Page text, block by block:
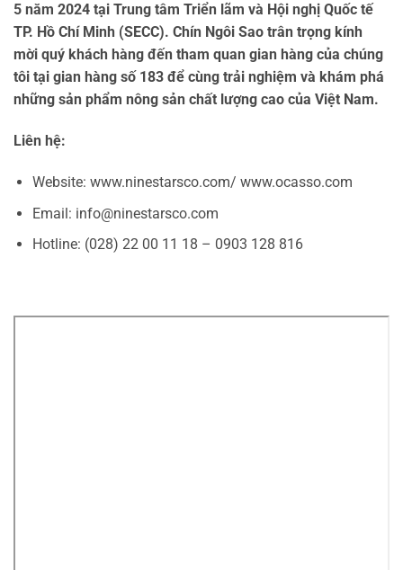
5 năm 2024 tại Trung tâm Triển lãm và Hội nghị Quốc tế
TP. Hồ Chí Minh (SECC). Chín Ngôi Sao trân trọng kính
mời quý khách hàng đến tham quan gian hàng của chúng
tôi tại gian hàng số 183 để cùng trải nghiệm và khám phá
những sản phẩm nông sản chất lượng cao của Việt Nam.
Liên hệ:
Website: www.ninestarsco.com/ www.ocasso.com
Email: info@ninestarsco.com
Hotline: (028) 22 00 11 18 – 0903 128 816